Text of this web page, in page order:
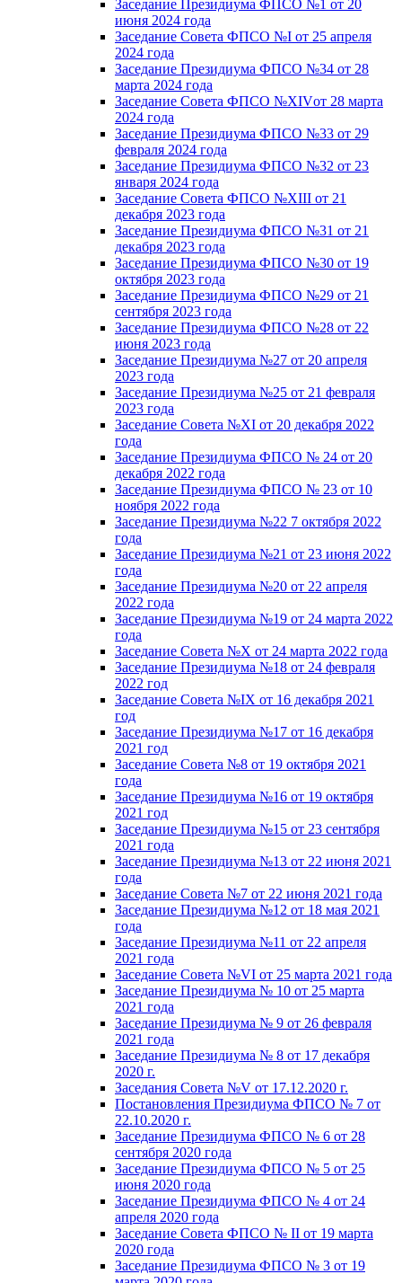
Заседание Президиума ФПСО №1 от 20
июня 2024 года
Заседание Совета ФПСО №I от 25 апреля
2024 года
Заседание Президиума ФПСО №34 от 28
марта 2024 года
Заседание Совета ФПСО №XIVот 28 марта
2024 года
Заседание Президиума ФПСО №33 от 29
февраля 2024 года
Заседание Президиума ФПСО №32 от 23
января 2024 года
Заседание Совета ФПСО №XIII от 21
декабря 2023 года
Заседание Президиума ФПСО №31 от 21
декабря 2023 года
Заседание Президиума ФПСО №30 от 19
октября 2023 года
Заседание Президиума ФПСО №29 от 21
сентября 2023 года
Заседание Президиума ФПСО №28 от 22
июня 2023 года
Заседание Президиума №27 от 20 апреля
2023 года
Заседание Президиума №25 от 21 февраля
2023 года
Заседание Совета №XI от 20 декабря 2022
года
Заседание Президиума ФПСО № 24 от 20
декабря 2022 года
Заседание Президиума ФПСО № 23 от 10
ноября 2022 года
Заседание Президиума №22 7 октября 2022
года
Заседание Президиума №21 от 23 июня 2022
года
Заседание Президиума №20 от 22 апреля
2022 года
Заседание Президиума №19 от 24 марта 2022
года
Заседание Совета №X от 24 марта 2022 года
Заседание Президиума №18 от 24 февраля
2022 год
Заседание Совета №IX от 16 декабря 2021
год
Заседание Президиума №17 от 16 декабря
2021 год
Заседание Совета №8 от 19 октября 2021
года
Заседание Президиума №16 от 19 октября
2021 год
Заседание Президиума №15 от 23 сентября
2021 года
Заседание Президиума №13 от 22 июня 2021
года
Заседание Совета №7 от 22 июня 2021 года
Заседание Президиума №12 от 18 мая 2021
года
Заседание Президиума №11 от 22 апреля
2021 года
Заседание Совета №VI от 25 марта 2021 года
Заседание Президиума № 10 от 25 марта
2021 года
Заседание Президиума № 9 от 26 февраля
2021 года
Заседание Президиума № 8 от 17 декабря
2020 г.
Заседания Совета №V от 17.12.2020 г.
Постановления Президиума ФПСО № 7 от
22.10.2020 г.
Заседание Президиума ФПСО № 6 от 28
сентября 2020 года
Заседание Президиума ФПСО № 5 от 25
июня 2020 года
Заседание Президиума ФПСО № 4 от 24
апреля 2020 года
Заседание Совета ФПСО № II от 19 марта
2020 года
Заседание Президиума ФПСО № 3 от 19